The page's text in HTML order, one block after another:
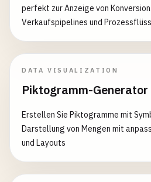
perfekt zur Anzeige von
Verkaufspipelines und
DATA VISUALIZATION
Piktogramm-Generator
Erstellen Sie Piktogramme mit
Darstellung von Mengen mit
und Layouts